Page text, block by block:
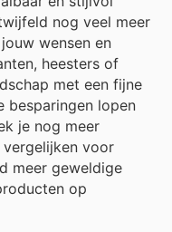
nog veel meer
wensen en
heesters of
met een fijne
besparingen lopen
je nog meer
voor
meer geweldige
op